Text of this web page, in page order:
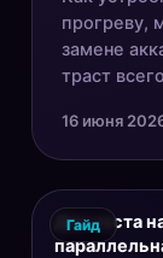
прогреву,
замене
траст
16 июня
Для теста
Гайд